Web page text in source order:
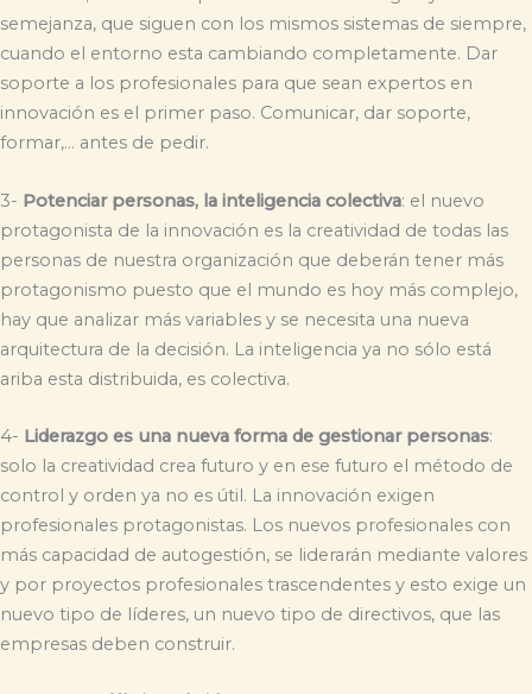
semejanza, que siguen con los mismos sistemas de siempre,
cuando el entorno esta cambiando completamente. Dar
soporte a los profesionales para que sean expertos en
innovación es el primer paso. Comunicar, dar soporte,
formar,… antes de pedir.
3- Potenciar personas, la inteligencia colectiva: el nuevo
protagonista de la innovación es la creatividad de todas las
personas de nuestra organización que deberán tener más
protagonismo puesto que el mundo es hoy más complejo,
hay que analizar más variables y se necesita una nueva
arquitectura de la decisión. La inteligencia ya no sólo está
ariba esta distribuida, es colectiva.
4- Liderazgo es una nueva forma de gestionar personas:
solo la creatividad crea futuro y en ese futuro el método de
control y orden ya no es útil. La innovación exigen
profesionales protagonistas. Los nuevos profesionales con
más capacidad de autogestión, se liderarán mediante valores
y por proyectos profesionales trascendentes y esto exige un
nuevo tipo de líderes, un nuevo tipo de directivos, que las
empresas deben construir.